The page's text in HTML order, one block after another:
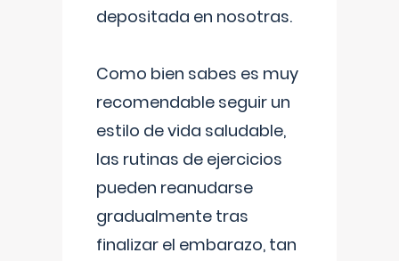
depositada en nosotras.
Como bien sabes es muy
recomendable seguir un
estilo de vida saludable,
las rutinas de ejercicios
pueden reanudarse
gradualmente tras
finalizar el embarazo, tan